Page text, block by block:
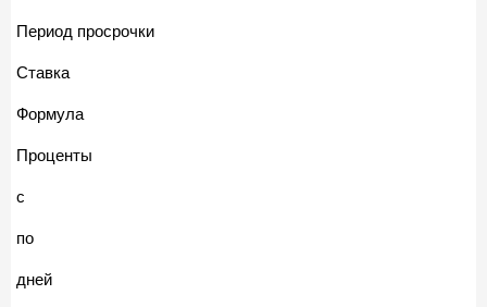
Период просрочки
Ставка
Формула
Проценты
с
по
дней